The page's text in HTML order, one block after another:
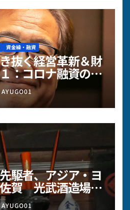
資金繰・融資
抜く経営革新＆財
：コロナ融資の元
物価高・人件費
ンチを乗り切る財
AYUGO01
駆者、アジア・ヨ
賀 光武酒造場様
AYUGO01